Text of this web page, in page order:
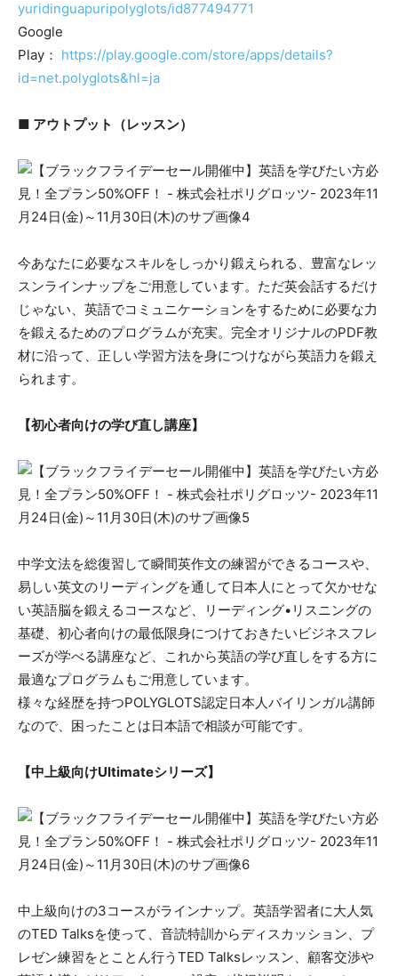
yuridinguapuripolyglots/id877494771
Google
Play： https://play.google.com/store/apps/details?
id=net.polyglots&hl=ja
■ アウトプット（レッスン）
今あなたに必要なスキルをしっかり鍛えられる、豊富なレッ
スンラインナップをご用意しています。ただ英会話するだけ
じゃない、英語でコミュニケーションをするために必要な力
を鍛えるためのプログラムが充実。完全オリジナルのPDF教
材に沿って、正しい学習方法を身につけながら英語力を鍛え
られます。
【初心者向けの学び直し講座】
中学文法を総復習して瞬間英作文の練習ができるコースや、
易しい英文のリーディングを通して日本人にとって欠かせな
い英語脳を鍛えるコースなど、リーディング•リスニングの
基礎、初心者向けの最低限身につけておきたいビジネスフレ
ーズが学べる講座など、これから英語の学び直しをする方に
最適なプログラムもご用意しています。
様々な経歴を持つPOLYGLOTS認定日本人バイリンガル講師
なので、困ったことは日本語で相談が可能です。
【中上級向けUltimateシリーズ】
中上級向けの3コースがラインナップ。英語学習者に大人気
のTED Talksを使って、音読特訓からディスカッション、プ
レゼン練習をとことん行うTED Talksレッスン、顧客交渉や